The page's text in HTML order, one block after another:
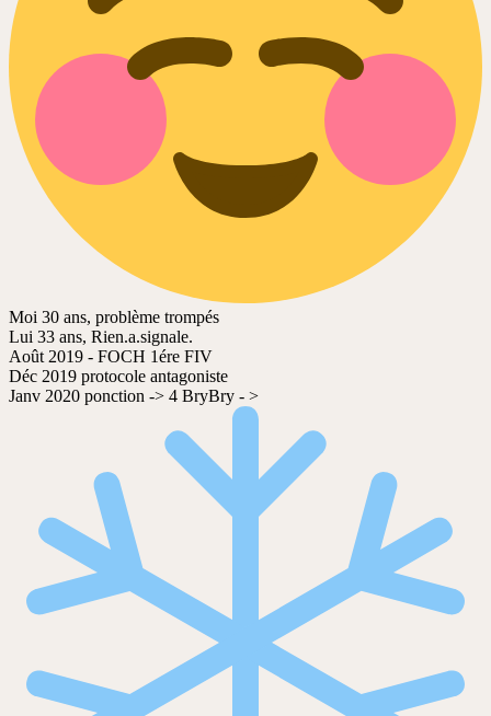
Moi 30 ans, problème trompés
Lui 33 ans, Rien.a.signale.
Août 2019 - FOCH 1ére FIV
Déc 2019 protocole antagoniste
Janv 2020 ponction -> 4 BryBry - >